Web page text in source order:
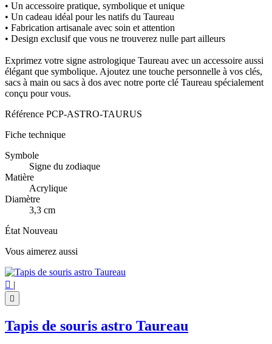
• Un accessoire pratique, symbolique et unique
• Un cadeau idéal pour les natifs du Taureau
• Fabrication artisanale avec soin et attention
• Design exclusif que vous ne trouverez nulle part ailleurs
Exprimez votre signe astrologique Taureau avec un accessoire aussi
élégant que symbolique. Ajoutez une touche personnelle à vos clés,
sacs à main ou sacs à dos avec notre porte clé Taureau spécialement
conçu pour vous.
Référence PCP-ASTRO-TAURUS
Fiche technique
Symbole
Signe du zodiaque
Matière
Acrylique
Diamètre
3,3 cm
ÉtatNouveau
Vous aimerez aussi
 |

Tapis de souris astro Taureau